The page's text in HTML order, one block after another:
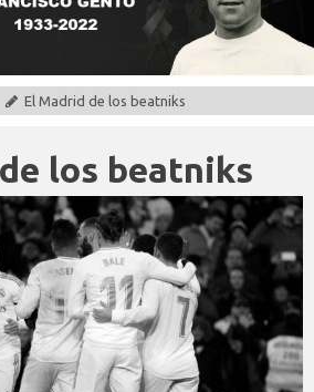
El Madrid de los beatniks
los beatniks